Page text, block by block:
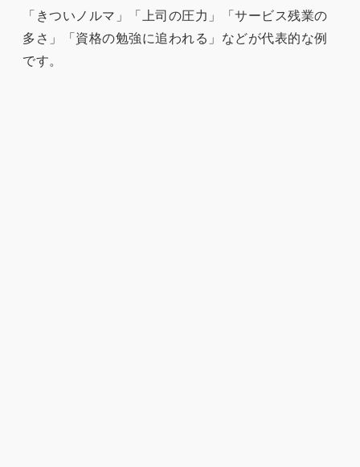
「きついノルマ」「上司の圧力」「サービス残業の
多さ」「資格の勉強に追われる」などが代表的な例
です。